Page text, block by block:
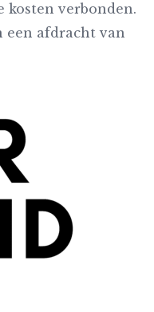
kosten verbonden.
een afdracht van